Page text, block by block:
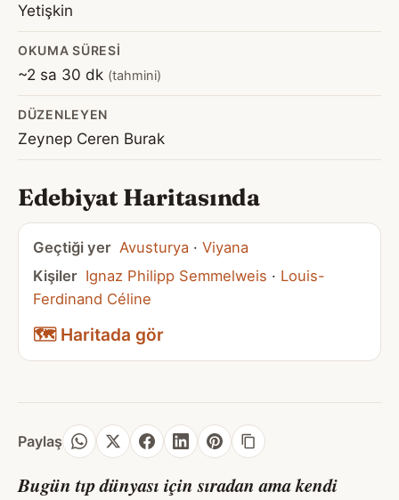
Yetişkin
OKUMA SÜRESI
~2 sa 30 dk (tahmini)
DÜZENLEYEN
Zeynep Ceren Burak
Edebiyat Haritasında
Geçtiği yer Avusturya · Viyana
Kişiler Ignaz Philipp Semmelweis · Louis-
Ferdinand Céline
🗺️ Haritada gör
Paylaş
Bugün tıp dünyası için sıradan ama kendi